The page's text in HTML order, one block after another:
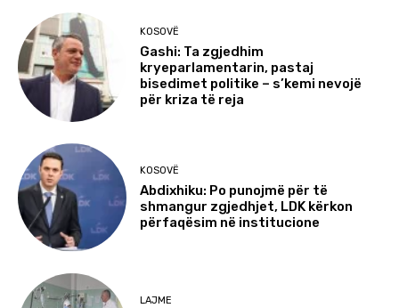
KOSOVË
Gashi: Ta zgjedhim
kryeparlamentarin, pastaj
bisedimet politike – s’kemi nevojë
për kriza të reja
KOSOVË
Abdixhiku: Po punojmë për të
shmangur zgjedhjet, LDK kërkon
përfaqësim në institucione
LAJME